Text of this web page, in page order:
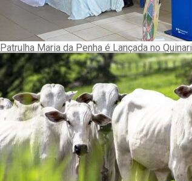
Patrulha Maria da Penha é Lançada no Quinari